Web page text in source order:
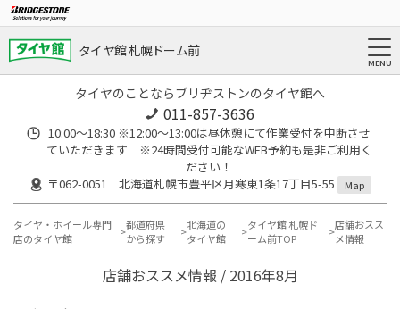
タイヤ館 札幌ドーム前
タイヤのことならブリヂストンのタイヤ館へ
011-857-3636
10:00～18:30 ※12:00～13:00は昼休憩にて作業受付を中断させ
ていただきます ※24時間受付可能なWEB予約も是非ご利用く
ださい！
〒062-0051 北海道札幌市豊平区月寒東1条17丁目5-55
Map
タイヤ・ホイール専門
店のタイヤ館
都道府県
から探す
北海道の
タイヤ館
タイヤ館 札幌ド
ーム前TOP
店舗おスス
メ情報
店舗おススメ情報 / 2016年8月